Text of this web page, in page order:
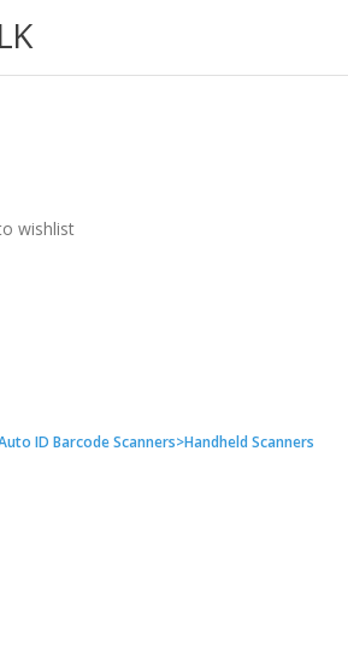
wishlist
ID Barcode Scanners>Handheld Scanners